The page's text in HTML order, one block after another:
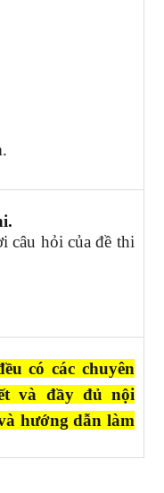
câu hỏi của đề thi
có các chuyên
và đầy đủ nội
hướng dẫn làm